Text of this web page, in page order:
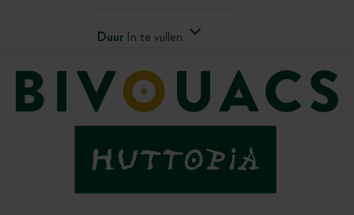
Duur In te vullen